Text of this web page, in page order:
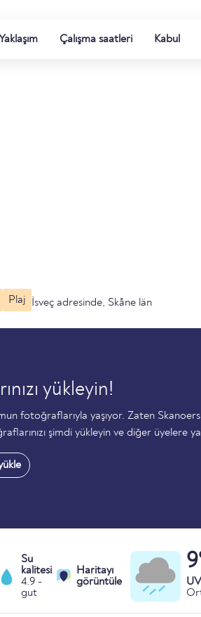
Yaklaşım Çalışma saatleri Kabul
Plaj İsveç adresinde, Skåne län
yükleyin!
fotoğraflarıyla yaşıyor. Zaten Skanoers
şimdi yükleyin ve diğer üyelere
Su
kalitesi
4.9 -
gut
Haritayı
görüntüle